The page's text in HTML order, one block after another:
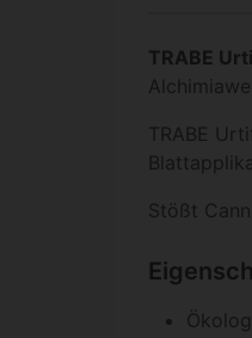
TRABE
TRABE
Stößt